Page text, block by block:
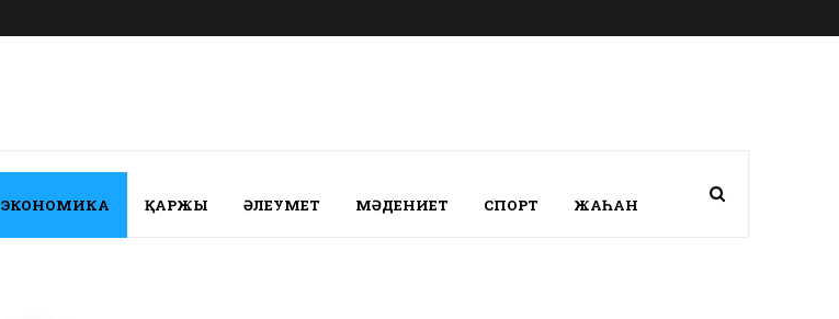
ЭКОНОМИКА ҚАРЖЫ ӘЛЕУМЕТ МӘДЕНИЕТ СПОРТ ЖАҺАН